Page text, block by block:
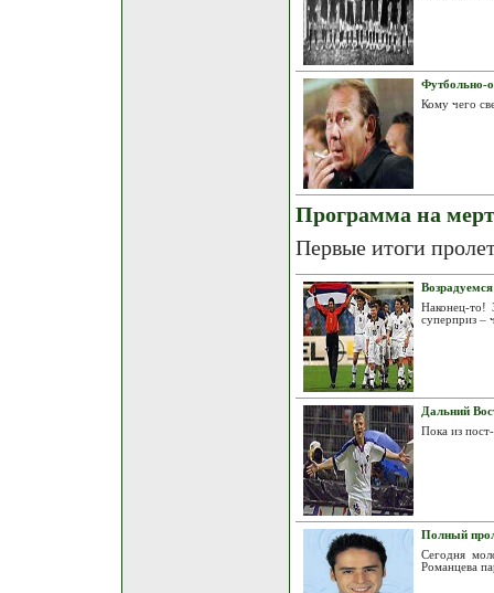
Футбольно-
Кому чего
Программа на
Первые итоги
Наконец-то!
суперприз –
Дальний
Пока из
Полный
Сегодня
Романцева